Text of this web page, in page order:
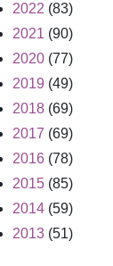
2022 (83)
2021 (90)
2020 (77)
2019 (49)
2018 (69)
2017 (69)
2016 (78)
2015 (85)
2014 (59)
2013 (51)